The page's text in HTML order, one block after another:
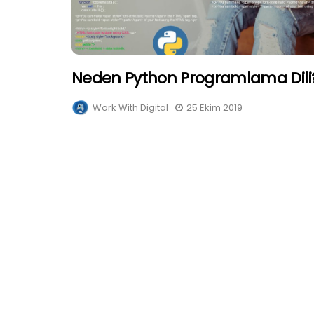
Neden Python Programlama
Work With Digital 25 Ekim 2019